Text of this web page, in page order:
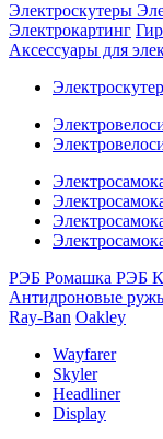
Электроскутеры
Электрокартинг
Аксессуары для
РЭБ Ромашка РЭБ
Антидроновые
Ray-Ban Oakley
Wayfarer
Skyler
Headliner
Display